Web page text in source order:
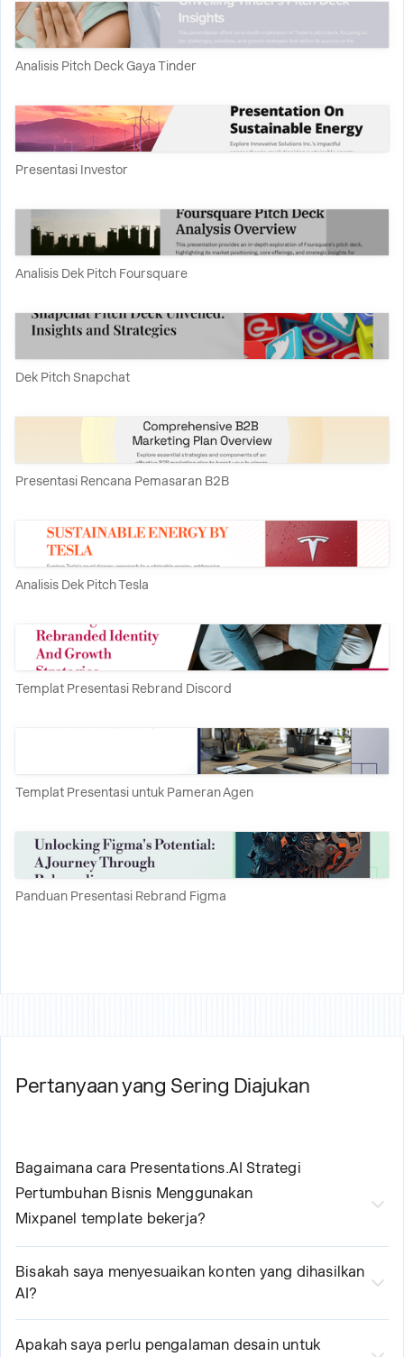
Analisis Pitch Deck Gaya Tinder
Presentasi Investor
Analisis Dek Pitch Foursquare
Dek Pitch Snapchat
Presentasi Rencana Pemasaran B2B
Analisis Dek Pitch Tesla
Templat Presentasi Rebrand Discord
Templat Presentasi untuk Pameran Agen
Panduan Presentasi Rebrand Figma
Pertanyaan yang Sering Diajukan
Bagaimana cara Presentations.AI Strategi
Pertumbuhan Bisnis Menggunakan
Mixpanel template bekerja?
Bertenaga AI kamiTemplate untuk Strategi
Pertumbuhan Bisnis Menggunakan
Mixpanel
Bisakah saya menyesuaikan konten yang dihasilkan
AI?
Ya, tentu saja! Meskipun AI kami membuat konten awal
berkualitas profesional, Anda tetap memegang kendali
Apakah saya perlu pengalaman desain untuk